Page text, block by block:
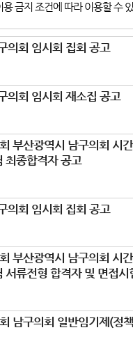
금지 조건에 따라 이용할 수
의회 임시회 집회 공고
의회 임시회 재소집 공고
부산광역시 남구의회 시
최종합격자 공고
의회 임시회 집회 공고
부산광역시 남구의회 시
서류전형 합격자 및 면접시
남구의회 일반임기제(정